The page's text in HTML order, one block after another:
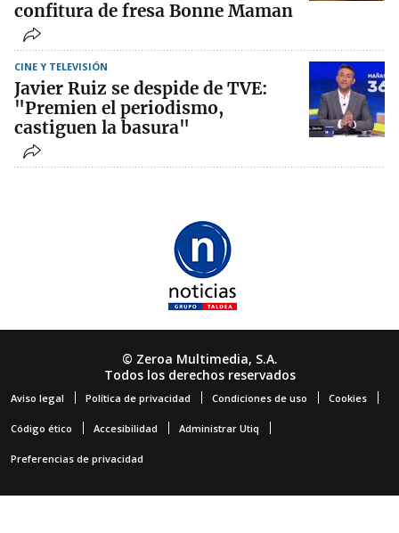
confitura de fresa Bonne Maman
CINE Y TELEVISIÓN
Javier Ruiz se despide de TVE:
"Premien el periodismo,
castiguen la basura"
© Zeroa Multimedia, S.A.
Todos los derechos reservados
Aviso legal Política de privacidad Condiciones de uso Cookies
Código ético Accesibilidad Administrar Utiq
Preferencias de privacidad